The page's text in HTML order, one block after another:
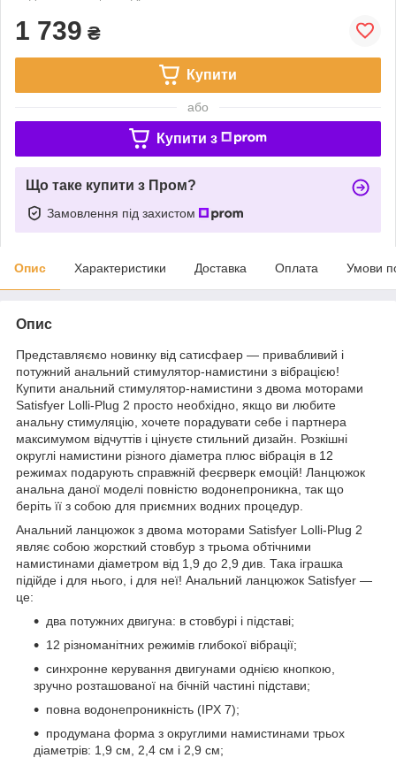
1 739 ₴
Купити
або
Купити з
Що таке купити з Пром?
Замовлення під захистом
Опис Характеристики Доставка Оплата Умови
Опис
Представляємо новинку від сатисфаер — привабливий і
потужний анальний стимулятор-намистини з вібрацією!
Купити анальний стимулятор-намистини з двома моторами
Satisfyer Lolli-Plug 2 просто необхідно, якщо ви любите
анальну стимуляцію, хочете порадувати себе і партнера
максимумом відчуттів і цінуєте стильний дизайн. Розкішні
округлі намистини різного діаметра плюс вібрація в 12
режимах подарують справжній феєрверк емоцій! Ланцюжок
анальна даної моделі повністю водонепроникна, так що
беріть її з собою для приємних водних процедур.
Анальний ланцюжок з двома моторами Satisfyer Lolli-Plug 2
являє собою жорсткий стовбур з трьома обтічними
намистинами діаметром від 1,9 до 2,9 див. Така іграшка
підійде і для нього, і для неї! Анальний ланцюжок Satisfyer —
це:
два потужних двигуна: в стовбурі і підставі;
12 різноманітних режимів глибокої вібрації;
синхронне керування двигунами однією кнопкою,
зручно розташованої на бічній частині підстави;
повна водонепроникність (IPX 7);
продумана форма з округлими намистинами трьох
діаметрів: 1,9 см, 2,4 см і 2,9 см;